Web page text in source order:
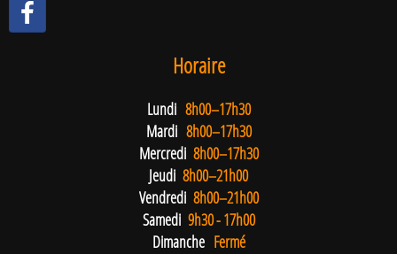
Horaire
Lundi 8h00–17h30
Mardi 8h00–17h30
Mercredi 8h00–17h30
Jeudi 8h00–21h00
Vendredi 8h00–21h00
Samedi 9h30 - 17h00
Dimanche Fermé